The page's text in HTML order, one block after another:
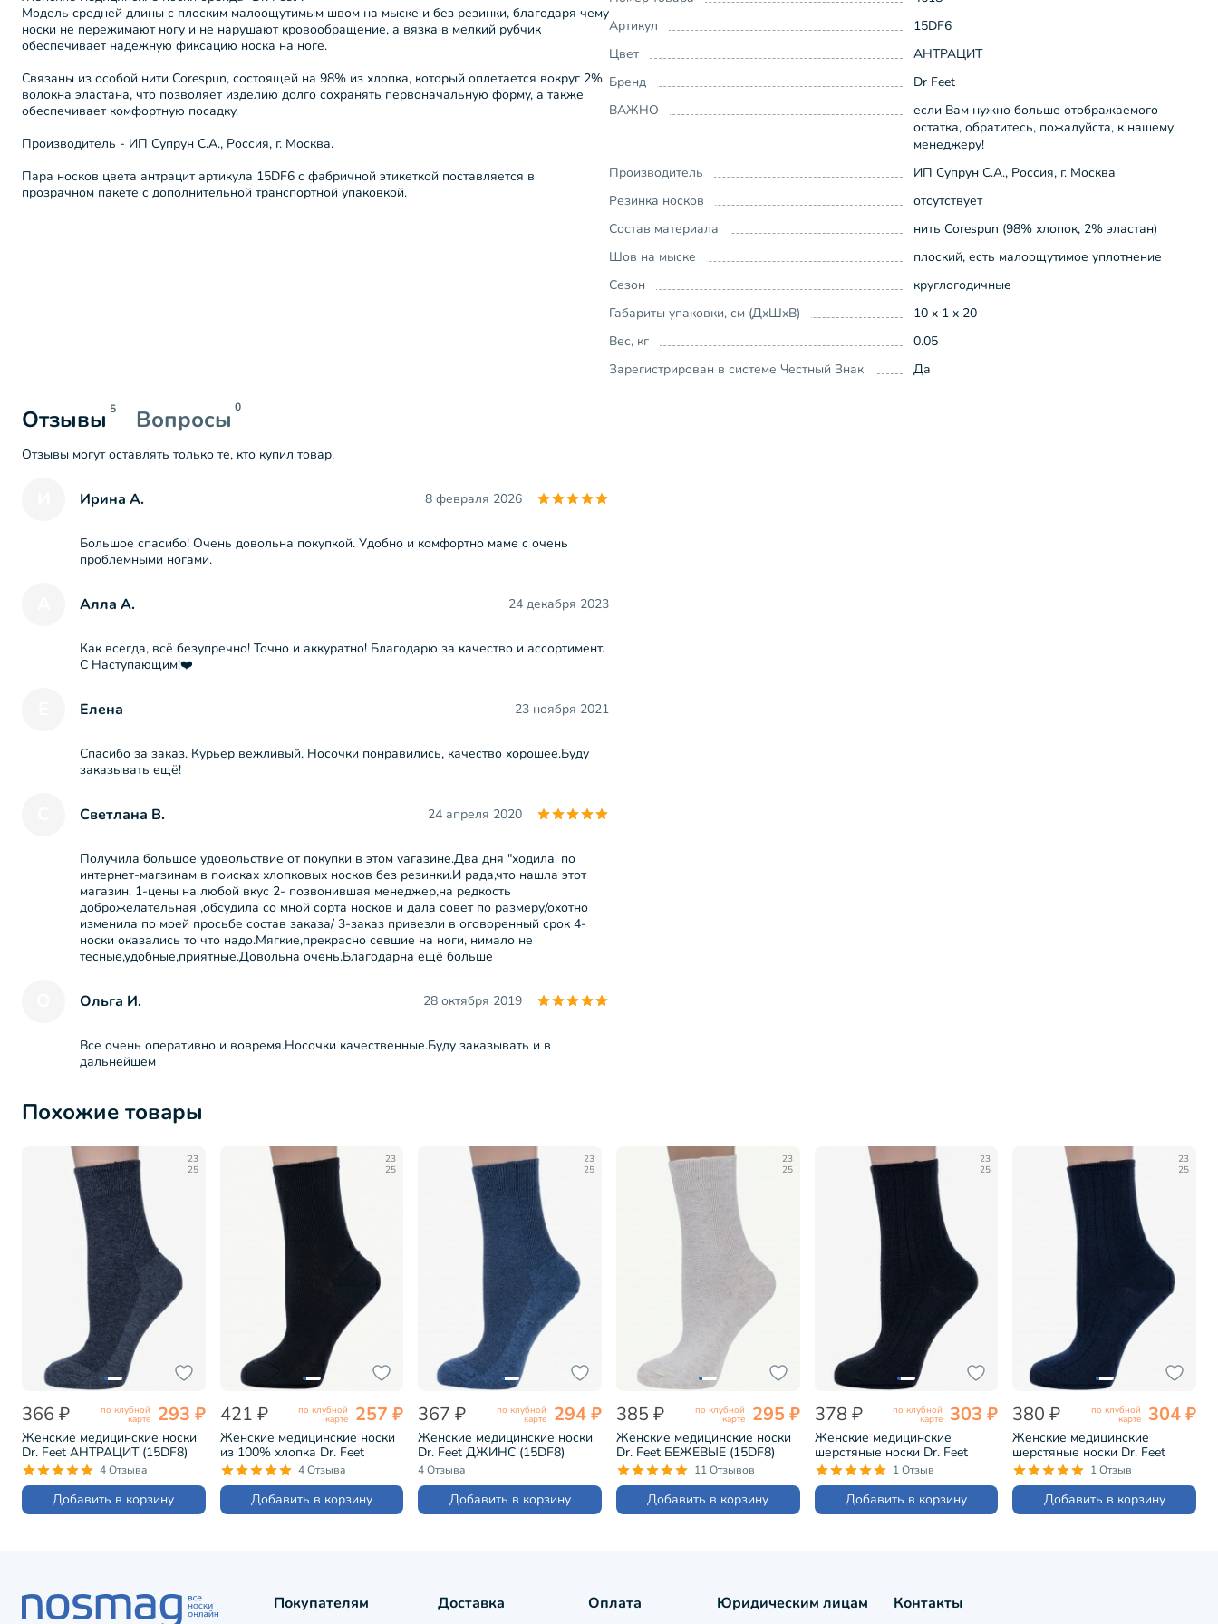
Модель средней длины с плоским малоощутимым швом на мыске и без резинки, благодаря чему
носки не пережимают ногу и не нарушают кровообращение, а вязка в мелкий рубчик
обеспечивает надежную фиксацию носка на ноге.
Связаны из особой нити Corespun, состоящей на 98% из хлопка, который оплетается вокруг 2%
волокна эластана, что позволяет изделию долго сохранять первоначальную форму, а также
обеспечивает комфортную посадку.
Производитель - ИП Супрун С.А., Россия, г. Москва.
Пара носков цвета антрацит артикула 15DF6 с фабричной этикеткой поставляется в
прозрачном пакете с дополнительной транспортной упаковкой.
Артикул
15DF6
Цвет
АНТРАЦИТ
Бренд
Dr Feet
ВАЖНО
если Вам нужно больше отображаемого
остатка, обратитесь, пожалуйста, к нашему
менеджеру!
Производитель
ИП Супрун С.А., Россия, г. Москва
Резинка носков
отсутствует
Состав материала
нить Corespun (98% хлопок, 2% эластан)
Шов на мыске
плоский, есть малоощутимое уплотнение
Сезон
круглогодичные
Габариты упаковки, см (ДхШхВ)
10 x 1 x 20
Вес, кг
0.05
Зарегистрирован в системе Честный Знак
Да
Отзывы 5 Вопросы 0
Отзывы могут оставлять только те, кто купил товар.
Ирина А. 8 февраля 2026
Большое спасибо! Очень довольна покупкой. Удобно и комфортно маме с очень
проблемными ногами.
Алла А. 24 декабря 2023
Как всегда, всё безупречно! Точно и аккуратно! Благодарю за качество и ассортимент.
С Наступающим!❤️
Елена 23 ноября 2021
Спасибо за заказ. Курьер вежливый. Носочки понравились, качество хорошее.Буду
заказывать ещё!
Светлана В. 24 апреля 2020
Получила большое удовольствие от покупки в этом vагазине.Два дня "ходила' по
интернет-магзинам в поисках хлопковых носков без резинки.И рада,что нашла этот
магазин. 1-цены на любой вкус 2- позвонившая менеджер,на редкость
доброжелательная ,обсудила со мной сорта носков и дала совет по размеру/охотно
изменила по моей просьбе состав заказа/ 3-заказ привезли в оговоренный срок 4-
носки оказались то что надо.Мягкие,прекрасно севшие на ноги, нимало не
тесные,удобные,приятные.Довольна очень.Благодарна ещё больше
Ольга И. 28 октября 2019
Все очень оперативно и вовремя.Носочки качественные.Буду заказывать и в
дальнейшем
Похожие товары
23
25
366 ₽ по клубной
карте 293 ₽
Женские медицинские носки
Dr. Feet АНТРАЦИТ (15DF8)
4 Отзыва
Добавить в корзину
23
25
421 ₽ по клубной
карте 257 ₽
Женские медицинские носки
из 100% хлопка Dr. Feet
ЧЕРНЫЕ (15DF7)4 Отзыва
Добавить в корзину
23
25
367 ₽ по клубной
карте 294 ₽
Женские медицинские носки
Dr. Feet ДЖИНС (15DF8)
4 Отзыва
Добавить в корзину
23
25
385 ₽ по клубной
карте 295 ₽
Женские медицинские носки
Dr. Feet БЕЖЕВЫЕ (15DF8)
11 Отзывов
Добавить в корзину
23
25
378 ₽ по клубной
карте 303 ₽
Женские медицинские
шерстяные носки Dr. Feet
ЧЕРНЫЕ (15DF9)1 Отзыв
Добавить в корзину
23
25
380 ₽ по клубной
карте 304 ₽
Женские медицинские
шерстяные носки Dr. Feet
ТЕМНО-СИНИЕ (15DF9)
1 Отзыв
Добавить в корзину
Покупателям Доставка Оплата Юридическим лицам Контакты